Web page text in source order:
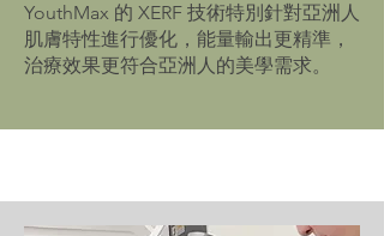
YouthMax 的 XERF 技術特別針對亞洲人
肌膚特性進行優化，能量輸出更精準，
治療效果更符合亞洲人的美學需求。